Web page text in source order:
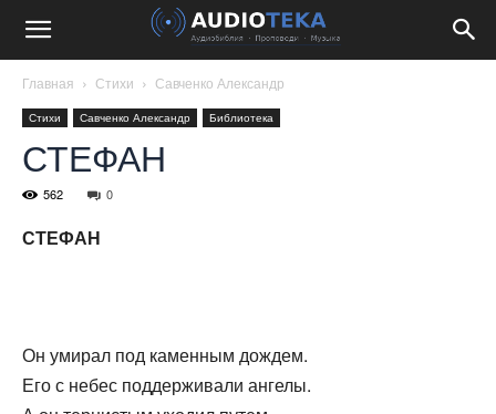
Главная Стихи Савченко Александр
Стихи Савченко Александр Библиотека
СТЕФАН
562 0
СТЕФАН
Он умирал под каменным дождем.
Его с небес поддерживали ангелы.